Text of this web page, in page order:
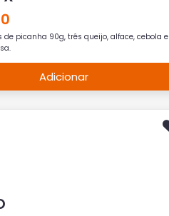
de picanha 90g, três queijo, alface, cebola e
Adicionar